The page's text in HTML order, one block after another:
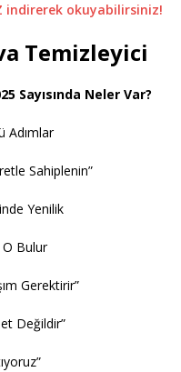
indirerek okuyabilirsiniz!
Temizleyici
Sayısında Neler Var?
Adımlar
Sahiplenin”
Yenilik
O Bulur
Gerektirir”
Değildir”